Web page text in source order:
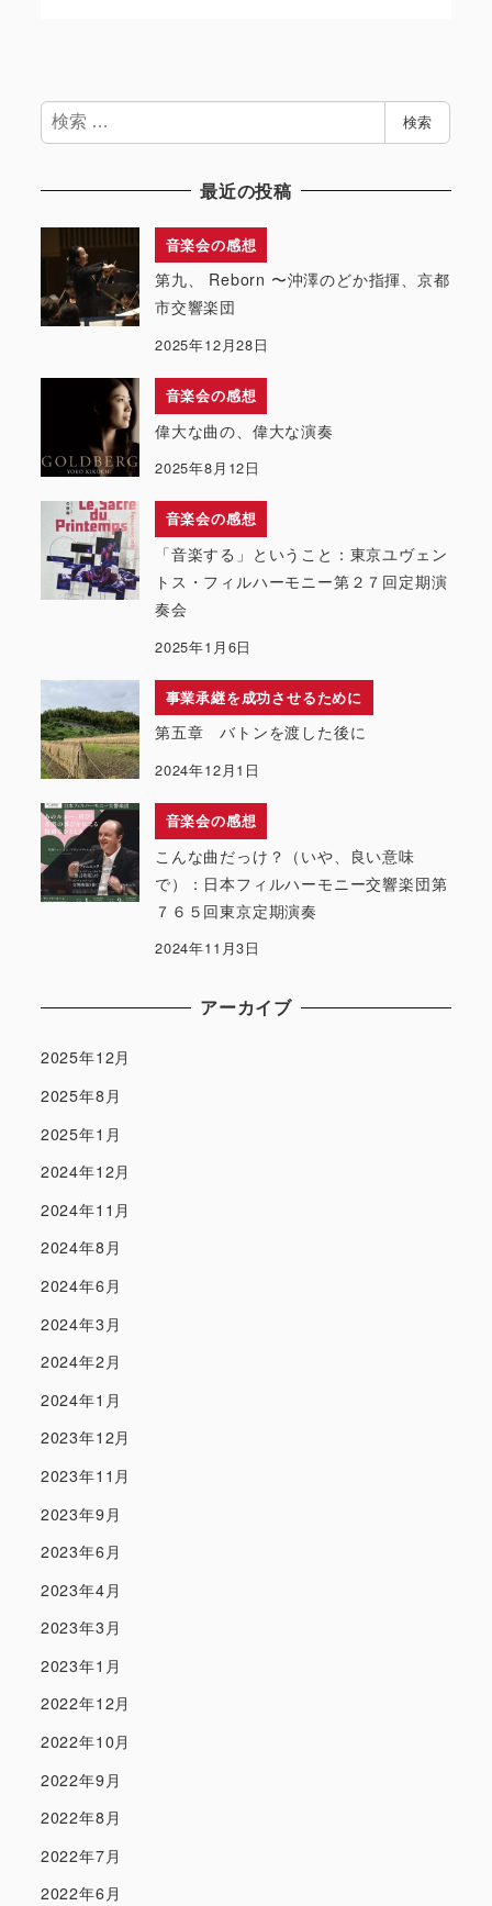
検
索
検索
最近の投稿
音楽会の感想
第九、 Reborn 〜沖澤のどか指揮、京都
市交響楽団
2025年12月28日
音楽会の感想
偉大な曲の、偉大な演奏
2025年8月12日
音楽会の感想
「音楽する」ということ：東京ユヴェン
トス・フィルハーモニー第２７回定期演
奏会
2025年1月6日
事業承継を成功させるために
第五章 バトンを渡した後に
2024年12月1日
音楽会の感想
こんな曲だっけ？（いや、良い意味
で）：日本フィルハーモニー交響楽団第
７６５回東京定期演奏
2024年11月3日
アーカイブ
2025年12月
2025年8月
2025年1月
2024年12月
2024年11月
2024年8月
2024年6月
2024年3月
2024年2月
2024年1月
2023年12月
2023年11月
2023年9月
2023年6月
2023年4月
2023年3月
2023年1月
2022年12月
2022年10月
2022年9月
2022年8月
2022年7月
2022年6月